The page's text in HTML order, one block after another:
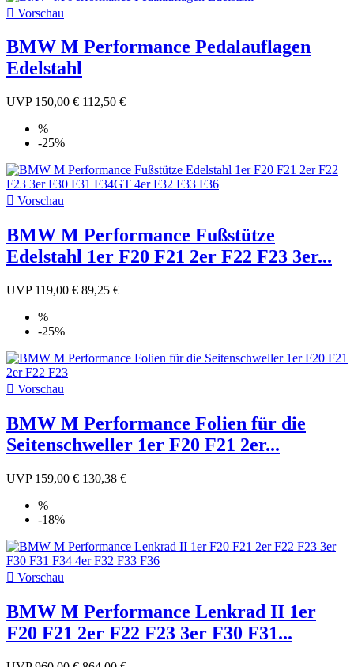
 Vorschau
BMW M Performance Pedalauflagen
Edelstahl
UVP 150,00 € 112,50 €
%
-25%
 Vorschau
BMW M Performance Fußstütze
Edelstahl 1er F20 F21 2er F22 F23 3er...
UVP 119,00 € 89,25 €
%
-25%
 Vorschau
BMW M Performance Folien für die
Seitenschweller 1er F20 F21 2er...
UVP 159,00 € 130,38 €
%
-18%
 Vorschau
BMW M Performance Lenkrad II 1er
F20 F21 2er F22 F23 3er F30 F31...